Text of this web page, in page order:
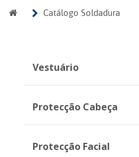
Catálogo Soldadura
Vestuário
Protecção Cabeça
Protecção Facial